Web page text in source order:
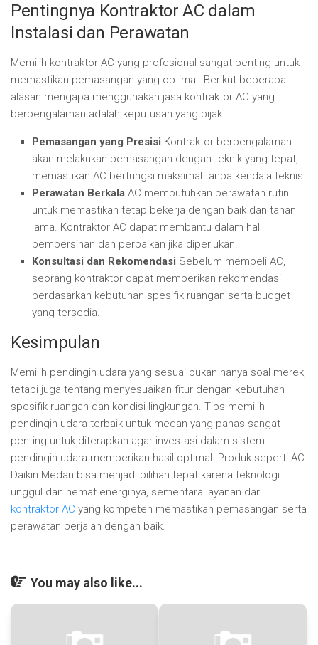
Pentingnya Kontraktor AC dalam
Instalasi dan Perawatan
Memilih kontraktor AC yang profesional sangat penting untuk
memastikan pemasangan yang optimal. Berikut beberapa
alasan mengapa menggunakan jasa kontraktor AC yang
berpengalaman adalah keputusan yang bijak:
Pemasangan yang Presisi Kontraktor berpengalaman
akan melakukan pemasangan dengan teknik yang tepat,
memastikan AC berfungsi maksimal tanpa kendala teknis.
Perawatan Berkala AC membutuhkan perawatan rutin
untuk memastikan tetap bekerja dengan baik dan tahan
lama. Kontraktor AC dapat membantu dalam hal
pembersihan dan perbaikan jika diperlukan.
Konsultasi dan Rekomendasi Sebelum membeli AC,
seorang kontraktor dapat memberikan rekomendasi
berdasarkan kebutuhan spesifik ruangan serta budget
yang tersedia.
Kesimpulan
Memilih pendingin udara yang sesuai bukan hanya soal merek,
tetapi juga tentang menyesuaikan fitur dengan kebutuhan
spesifik ruangan dan kondisi lingkungan. Tips memilih
pendingin udara terbaik untuk medan yang panas sangat
penting untuk diterapkan agar investasi dalam sistem
pendingin udara memberikan hasil optimal. Produk seperti AC
Daikin Medan bisa menjadi pilihan tepat karena teknologi
unggul dan hemat energinya, sementara layanan dari
kontraktor AC yang kompeten memastikan pemasangan serta
perawatan berjalan dengan baik.
You may also like...